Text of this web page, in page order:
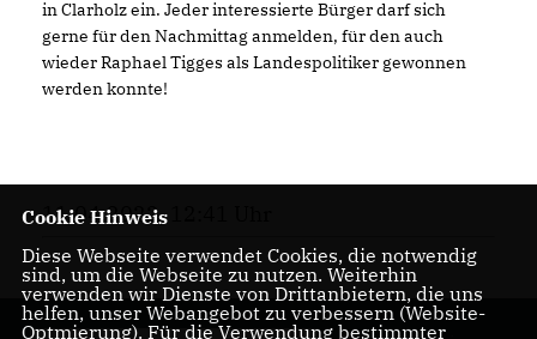
in Clarholz ein. Jeder interessierte Bürger darf sich
gerne für den Nachmittag anmelden, für den auch
wieder Raphael Tigges als Landespolitiker gewonnen
werden konnte!
11.04.2022, 12:41 Uhr
Cookie Hinweis
Diese Webseite verwendet Cookies, die notwendig
sind, um die Webseite zu nutzen. Weiterhin
verwenden wir Dienste von Drittanbietern, die uns
helfen, unser Webangebot zu verbessern (Website-
Optmierung). Für die Verwendung bestimmter